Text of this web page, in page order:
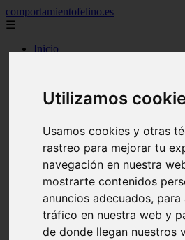
Utilizamos
Usamos cookies y otras
rastreo para mejorar tu
navegación en nuestra
mostrarte contenidos
anuncios adecuados, para
tráfico en nuestra web y
de donde llegan nuestros
comportamientofelino.es
☰
Inicio
protagonistas
acuariofilia 2
acuariofilia
articulos
canal tv
nombres para gatos
novedades
tablon de anuncios
uncategorized
zona pro